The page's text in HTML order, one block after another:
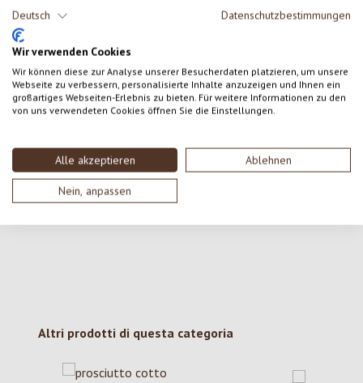
Deutsch Datenschutzbestimmungen
Wir verwenden Cookies
Wir können diese zur Analyse unserer Besucherdaten platzieren, um unsere
Webseite zu verbessern, personalisierte Inhalte anzuzeigen und Ihnen ein
großartiges Webseiten-Erlebnis zu bieten. Für weitere Informationen zu den
von uns verwendeten Cookies öffnen Sie die Einstellungen.
Alle akzeptieren Ablehnen
Nein, anpassen
Condividi le tue esperienze con il prodotto con altri clienti.
SCRIVERE UNA RECENSIONE
Visualizza le valutazioni solo nella lingua corrente.
Nessuna recensione trovata Condividi le tue opinioni
con gli altri.
Salta la galleria dei prodotti
Altri prodotti di questa categoria